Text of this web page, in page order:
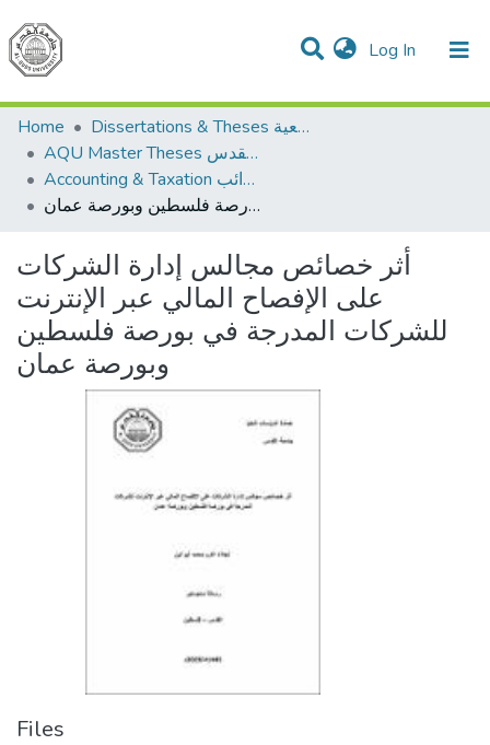
Log In (current)
Communities & Collections
All of DSpace
Home
Dissertations & Theses الرسائل الجامعية
AQU Master Theses الرسائل الجامعية الخاصة بجامعة القدس
Accounting & Taxation المحاسبة والضرائب
أثر خصائص مجالس إدارة الشركات على الإفصاح المالي عبر الإنترنت للشركات المدرجة في بورصة فلسطين وبورصة عمان
أثر خصائص مجالس إدارة الشركات
على الإفصاح المالي عبر الإنترنت
للشركات المدرجة في بورصة فلسطين
وبورصة عمان
Files